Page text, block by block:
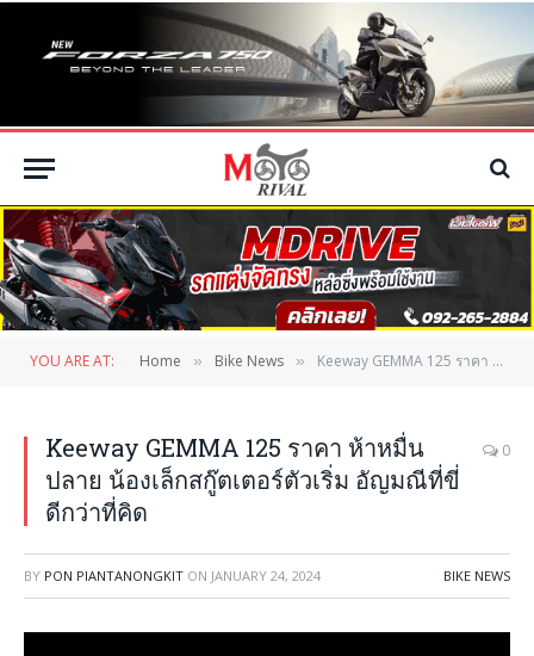
YOU ARE AT: Home » Bike News » Keeway GEMMA 125 ราคา ห้าหมื่นปลาย น้องเล็กสกู๊ตเตอร์ตัวเริ่ม อัญมณีที่ขี่ดีกว่าที่คิด
Keeway GEMMA 125 ราคา ห้าหมื่น
ปลาย น้องเล็กสกู๊ตเตอร์ตัวเริ่ม อัญมณีที่ขี่
ดีกว่าที่คิด
0
BY PON PIANTANONGKIT ON JANUARY 24, 2024 BIKE NEWS